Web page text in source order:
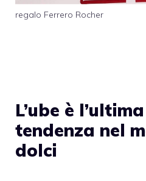
regalo Ferrero Rocher
L’ube è
tendenza nel
dolci